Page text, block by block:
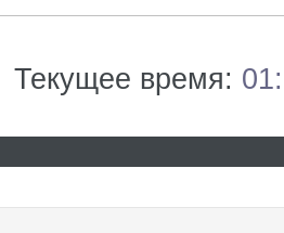
Текущее время: